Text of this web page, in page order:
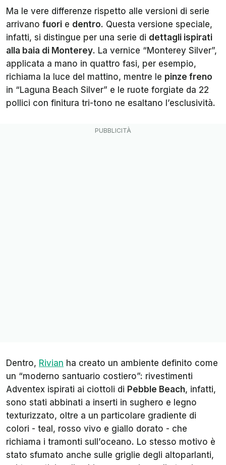
Ma le vere differenze rispetto alle versioni di serie
arrivano fuori e dentro. Questa versione speciale,
infatti, si distingue per una serie di dettagli ispirati
alla baia di Monterey. La vernice “Monterey Silver”,
applicata a mano in quattro fasi, per esempio,
richiama la luce del mattino, mentre le pinze freno
in “Laguna Beach Silver” e le ruote forgiate da 22
pollici con finitura tri-tono ne esaltano l’esclusività.
Dentro, Rivian ha creato un ambiente definito come
un “moderno santuario costiero”: rivestimenti
Adventex ispirati ai ciottoli di Pebble Beach, infatti,
sono stati abbinati a inserti in sughero e legno
texturizzato, oltre a un particolare gradiente di
colori - teal, rosso vivo e giallo dorato - che
richiama i tramonti sull’oceano. Lo stesso motivo è
stato sfumato anche sulle griglie degli altoparlanti,